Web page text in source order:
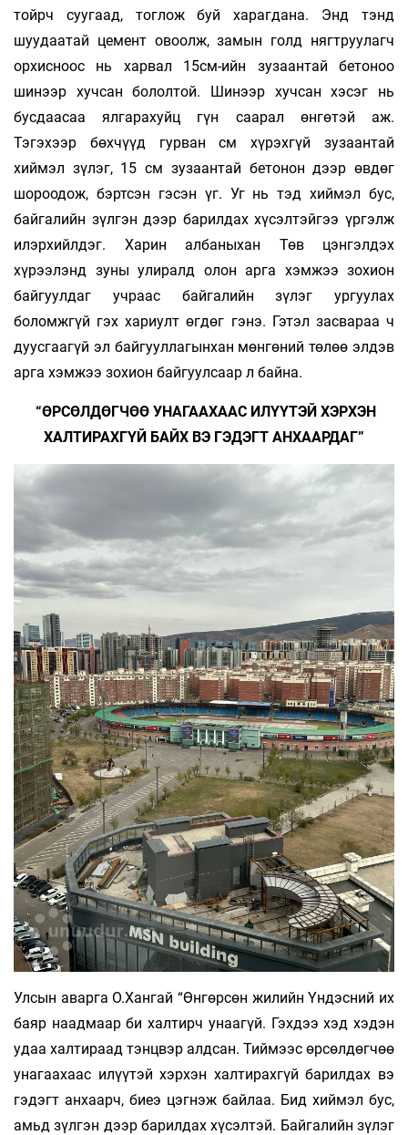
тойрч суугаад, тоглож буй харагдана. Энд тэнд
шуудаатай цемент овоолж, замын голд нягтруулагч
орхисноос нь харвал 15см-ийн зузаантай бетоноо
шинээр хучсан бололтой. Шинээр хучсан хэсэг нь
бусдаасаа ялгарахуйц гүн саарал өнгөтэй аж.
Тэгэхээр бөхчүүд гурван см хүрэхгүй зузаантай
хиймэл зүлэг, 15 см зузаантай бетонон дээр өвдөг
шороодож, бэртсэн гэсэн үг. Уг нь тэд хиймэл бус,
байгалийн зүлгэн дээр барилдах хүсэлтэйгээ үргэлж
илэрхийлдэг. Харин албаныхан Төв цэнгэлдэх
хүрээлэнд зуны улиралд олон арга хэмжээ зохион
байгуулдаг учраас байгалийн зүлэг ургуулах
боломжгүй гэх хариулт өгдөг гэнэ. Гэтэл засвараа ч
дуусгаагүй эл байгууллагынхан мөнгөний төлөө элдэв
арга хэмжээ зохион байгуулсаар л байна.
“ӨРСӨЛДӨГЧӨӨ УНАГААХААС ИЛҮҮТЭЙ ХЭРХЭН
ХАЛТИРАХГҮЙ БАЙХ ВЭ ГЭДЭГТ АНХААРДАГ”
Улсын аварга О.Хангай “Өнгөрсөн жилийн Үндэсний их
баяр наадмаар би халтирч унаагүй. Гэхдээ хэд хэдэн
удаа халтираад тэнцвэр алдсан. Тиймээс өрсөлдөгчөө
унагаахаас илүүтэй хэрхэн халтирахгүй барилдах вэ
гэдэгт анхаарч, биеэ цэгнэж байлаа. Бид хиймэл бус,
амьд зүлгэн дээр барилдах хүсэлтэй. Байгалийн зүлэг